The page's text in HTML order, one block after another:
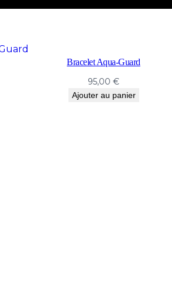
Bracelet Aqua-Guard
95,00€
Ajouter au panier